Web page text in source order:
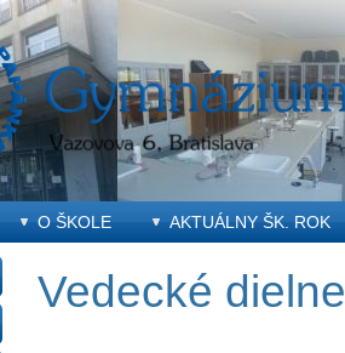
O ŠKOLE AKTUÁLNY ŠK. ROK
Vedecké dielne